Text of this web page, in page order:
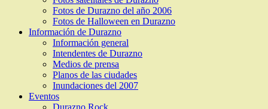
Fotos de Durazno del año 2006
Fotos de Halloween en Durazno
Información de Durazno
Información general
Intendentes de Durazno
Medios de prensa
Planos de las ciudades
Inundaciones del 2007
Eventos
Durazno Rock